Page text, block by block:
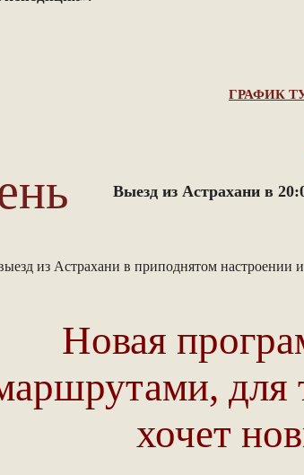
ГРАФИК
Выезд из Астрахани в
из Астрахани в приподнятом настроении
Новая
для
хочет